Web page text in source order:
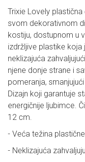
Trixie Lovely
svom dekorativnom
kostiju, dostupnom u
izdržljive plastike koja
neklizajuća
njene donje strane i
pomeranja,
Dizajn koji garantuje
energičnije ljubimce.
12 cm.
- Veća težina
- Neklizajuća